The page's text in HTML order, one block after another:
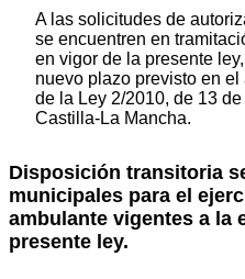
A las solicitudes de
se encuentren en
en vigor de la presente
nuevo plazo previsto en
de la Ley 2/2010, de 13
Castilla-La Mancha.
Disposición transitoria
municipales para el
ambulante vigentes a la
presente ley.